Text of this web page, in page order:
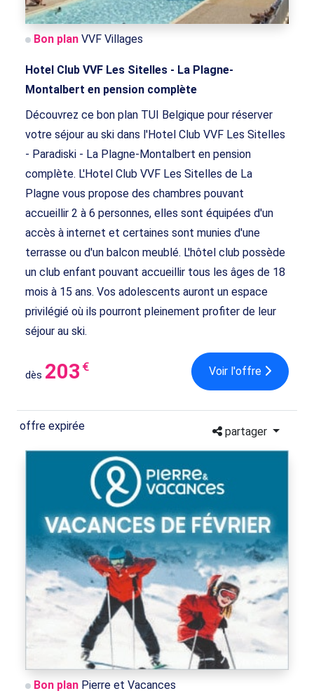
Bon plan VVF Villages
Hotel Club VVF Les Sitelles - La Plagne-
Montalbert en pension complète
Découvrez ce bon plan TUI Belgique pour réserver
votre séjour au ski dans l'Hotel Club VVF Les Sitelles
- Paradiski - La Plagne-Montalbert en pension
complète. L'Hotel Club VVF Les Sitelles de La
Plagne vous propose des chambres pouvant
accueillir 2 à 6 personnes, elles sont équipées d'un
accès à internet et certaines sont munies d'une
terrasse ou d'un balcon meublé. L'hôtel club possède
un club enfant pouvant accueillir tous les âges de 18
mois à 15 ans. Vos adolescents auront un espace
privilégié où ils pourront pleinement profiter de leur
séjour au ski.
dès 203 € Voir l'offre
offre expirée partager
Bon plan Pierre et Vacances